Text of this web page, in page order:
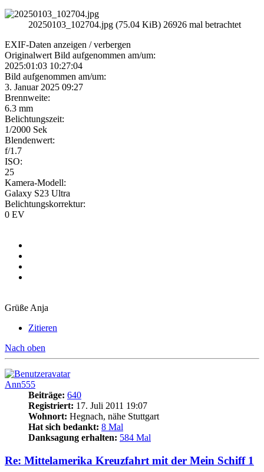
20250103_102704.jpg (75.04 KiB) 26926 mal betrachtet
EXIF-Daten anzeigen / verbergen
Originalwert Bild aufgenommen am/um:
2025:01:03 10:27:04
Bild aufgenommen am/um:
3. Januar 2025 09:27
Brennweite:
6.3 mm
Belichtungszeit:
1/2000 Sek
Blendenwert:
f/1.7
ISO:
25
Kamera-Modell:
Galaxy S23 Ultra
Belichtungskorrektur:
0 EV
Grüße Anja
Zitieren
Nach oben
Ann555
Beiträge: 640
Registriert: 17. Juli 2011 19:07
Wohnort: Hegnach, nähe Stuttgart
Hat sich bedankt: 8 Mal
Danksagung erhalten: 584 Mal
Re: Mittelamerika Kreuzfahrt mit der Mein Schiff 1